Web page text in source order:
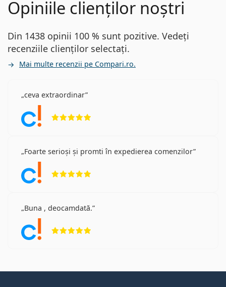
Opiniile clienților noștri
Din 1438 opinii 100 % sunt pozitive. Vedeți
recenziile clienților selectați.
Mai multe recenzii pe Compari.ro.
ceva extraordinar
Foarte serioși și promti în expedierea comenzilor
Buna , deocamdată.